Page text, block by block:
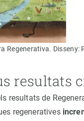
Regenerativa. Disseny:
resultats
resultats de
regeneratives